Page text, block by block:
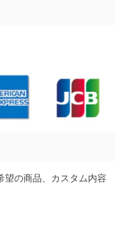
の商品、カスタム内容